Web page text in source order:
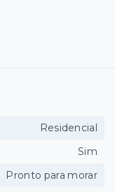
Residencial
Sim
Pronto para morar